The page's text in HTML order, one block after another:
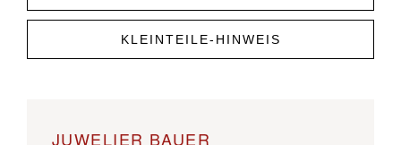
KLEINTEILE-HINWEIS
JUWELIER BAUER